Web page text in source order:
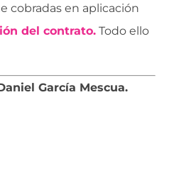
cobradas en aplicación
del contrato. Todo ello
García Mescua.